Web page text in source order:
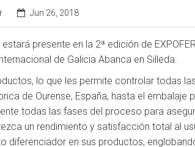
Jun 26, 2018
estará presente en la 2ª edición de
de Galicia Abanca en Silleda.
lo que les permite controlar todas
de Ourense, España, hasta el embalaje
todas las fases del proceso para
un rendimiento y satisfacción total al
diferenciador en sus productos,